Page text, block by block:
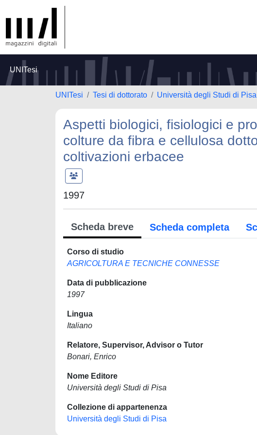
UNITesi
UNITesi Tesi di dottorato Università degli Studi di Pisa
Aspetti biologici, fisiologici e
colture da fibra e cellulosa
coltivazioni erbacee
1997
Scheda breve Scheda completa
Corso di studio
AGRICOLTURA E TECNICHE CONNESSE
Data di pubblicazione
1997
Lingua
Italiano
Relatore, Supervisor, Advisor o Tutor
Bonari, Enrico
Nome Editore
Università degli Studi di Pisa
Collezione di appartenenza
Università degli Studi di Pisa